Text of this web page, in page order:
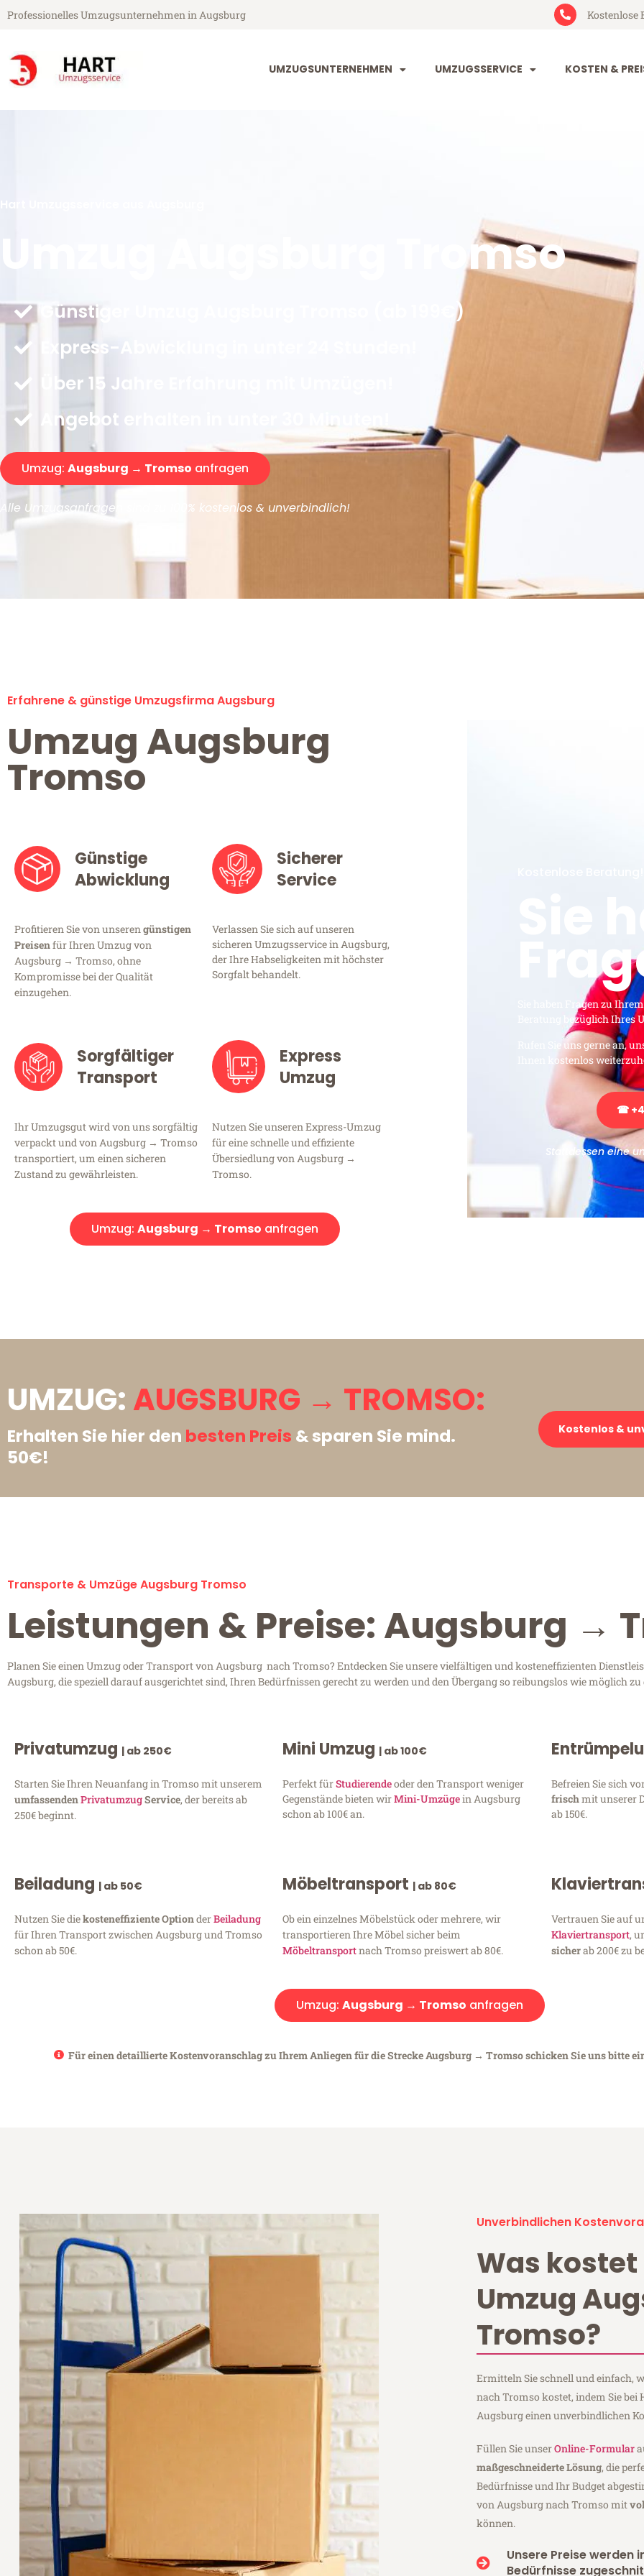
Professionelles Umzugsunternehmen in Augsburg Kostenlose
UMZUGSUNTERNEHMEN UMZUGSSERVICE KOSTEN &
Umzug Augsburg Tromso
Günstiger Umzug Augsburg Tromso (ab 199€)
Express-Abwicklung in unter 24 Stunden!
Über 15 Jahre Erfahrung mit Umzügen!
Angebot erhalten in unter 30 Minuten!
Umzug: Augsburg → Tromso anfragen
Alle Umzugsanfragen sind zu 100% kostenlos & unverbindlich!
Erfahrene & günstige Umzugsfirma Augsburg
Umzug Augsburg
Tromso
Günstige
Abwicklung
Profitieren Sie von unserengünstigen
Preisenfür Ihren Umzug von
Augsburg → Tromso, ohne
Kompromisse bei der Qualität
einzugehen.
Sicherer
Service
Verlassen Sie sich auf unseren
sicheren Umzugsservice in Augsburg,
der Ihre Habseligkeiten mit höchster
Sorgfalt behandelt.
Sorgfältiger
Transport
Ihr Umzugsgut wird von uns sorgfältig
verpackt und von Augsburg → Tromso
transportiert, um einen sicheren
Zustand zu gewährleisten.
Express
Umzug
Nutzen Sie unseren Express-Umzug
für eine schnelle und effiziente
Übersiedlung von Augsburg →
Tromso.
Umzug: Augsburg → Tromso anfragen
Sie
Sie haben Fragen zu
Beratung bezüglich Ihres
Rufen Sie uns gerne an,
Ihnen kostenlos
☎
Stattdessen eine
UMZUG: AUGSBURG → TROMSO:
Erhalten Sie hier den besten Preis & sparen Sie mind.
50€!
Kostenlos &
Transporte & Umzüge Augsburg Tromso
Leistungen & Preise: Augsburg →
Planen Sie einen Umzug oder Transport von Augsburg nach Tromso? Entdecken Sie unsere vielfältigen und kosteneffizienten
Augsburg, die speziell darauf ausgerichtet sind, Ihren Bedürfnissen gerecht zu werden und den Übergang so reibungslos wie möglich zu
Privatumzug | ab 250€
Starten Sie Ihren Neuanfang in Tromso mit unserem
umfassendenPrivatumzugService, der bereits ab
250€ beginnt.
Mini Umzug | ab 100€
Perfekt fürStudierendeoder den Transport weniger
Gegenstände bieten wirMini-Umzügein Augsburg
schon ab 100€ an.
Befreien Sie sich
frischmit unserer
ab 150€.
Beiladung | ab 50€
Nutzen Sie diekosteneffiziente OptionderBeiladung
für Ihren Transport zwischen Augsburg und Tromso
schon ab 50€.
Möbeltransport | ab 80€
Ob ein einzelnes Möbelstück oder mehrere, wir
transportieren Ihre Möbel sicher beim
Möbeltransportnach Tromso preiswert ab 80€.
Vertrauen Sie auf
Klaviertransport,
sicherab 200€ zu
Umzug: Augsburg → Tromso anfragen
Für einen detaillierte Kostenvoranschlag zu Ihrem Anliegen für die Strecke Augsburg → Tromso schicken Sie uns bitte
Unverbindlichen
Was kostet
Umzug
Tromso?
Ermitteln Sie schnell und einfach,
nach Tromso kostet, indem Sie bei
Augsburg einen unverbindlichen
Füllen Sie unserOnline-Formular
maßgeschneiderte Lösung, die
Bedürfnisse und Ihr Budget
von Augsburg nach Tromso mit
können.
Unsere Preise werden
Bedürfnisse